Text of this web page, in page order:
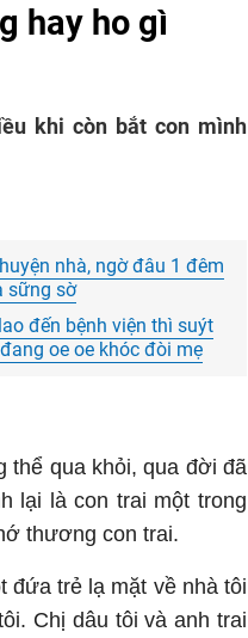
hay ho gì
khi còn bắt con mình
nhà, ngờ đâu 1 đêm
sững sờ
đến bệnh viện thì suýt
oe oe khóc đòi mẹ
thể qua khỏi, qua đời đã
lại là con trai một trong
thương con trai.
đứa trẻ lạ mặt về nhà tôi
Chị dâu tôi và anh trai